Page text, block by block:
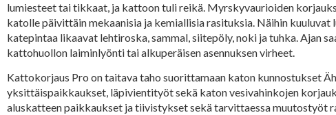
lumiesteet tai tikkaat, ja kattoon tuli reikä. Myrskyvaurioiden
katolle päivittäin mekaanisia ja kemiallisia rasituksia. Näihin kuuluvat
katepintaa likaavat lehtiroska, sammal, siitepöly, noki ja tuhka. Ajan
kattohuollon laiminlyönti tai alkuperäisen asennuksen virheet.
Kattokorjaus Pro on taitava taho suorittamaan katon kunnostukset
yksittäispaikkaukset, läpivientityöt sekä katon vesivahinkojen
aluskatteen paikkaukset ja tiivistykset sekä tarvittaessa muutostyöt